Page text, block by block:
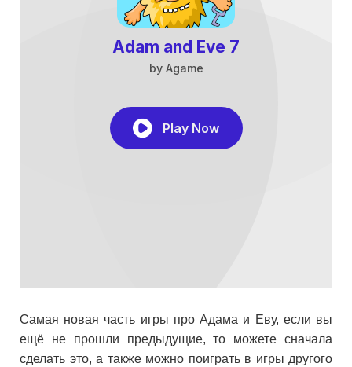
Самая новая часть игры про Адама и Еву, если вы
ещё не прошли предыдущие, то можете сначала
сделать это, а также можно поиграть в игры другого